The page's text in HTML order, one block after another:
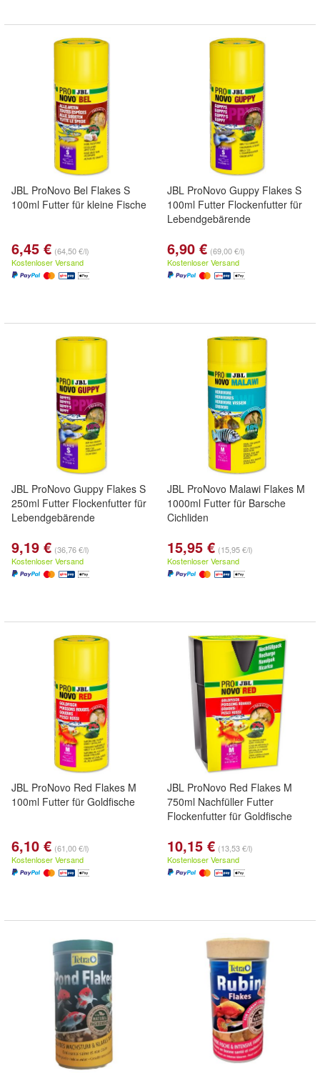
JBL ProNovo Bel Flakes S
100ml Futter für kleine Fische
6,45 € (64,50 €/l)
Kostenloser Versand
JBL ProNovo Guppy Flakes S
100ml Futter Flockenfutter für
Lebendgebärende
6,90 € (69,00 €/l)
Kostenloser Versand
JBL ProNovo Guppy Flakes S
250ml Futter Flockenfutter für
Lebendgebärende
9,19 € (36,76 €/l)
Kostenloser Versand
JBL ProNovo Malawi Flakes M
1000ml Futter für Barsche
Cichliden
15,95 € (15,95 €/l)
Kostenloser Versand
JBL ProNovo Red Flakes M
100ml Futter für Goldfische
6,10 € (61,00 €/l)
Kostenloser Versand
JBL ProNovo Red Flakes M
750ml Nachfüller Futter
Flockenfutter für Goldfische
10,15 € (13,53 €/l)
Kostenloser Versand